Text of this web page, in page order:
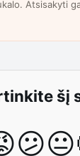
Atsisakyti
šį
😕😐